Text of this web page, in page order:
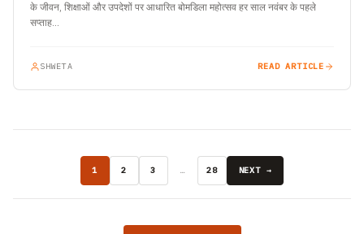
के जीवन, शिक्षाओं और उपदेशों पर आधारित बोमडिला महोत्सव हर साल नवंबर के पहले
सप्ताह…
SHWETA READ ARTICLE
1 2 3 … 28 NEXT →